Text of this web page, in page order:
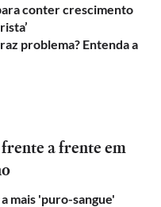
conter crescimento
problema? Entenda a
a frente em
mais 'puro-sangue'